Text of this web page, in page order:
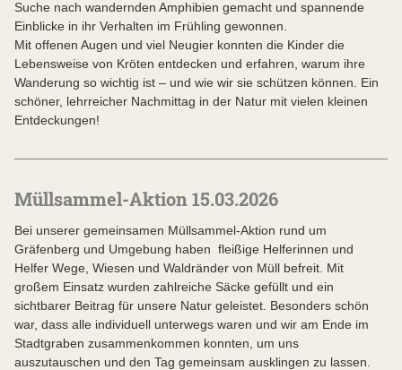
Suche nach wandernden Amphibien gemacht und spannende
Einblicke in ihr Verhalten im Frühling gewonnen.
Mit offenen Augen und viel Neugier konnten die Kinder die
Lebensweise von Kröten entdecken und erfahren, warum ihre
Wanderung so wichtig ist – und wie wir sie schützen können. Ein
schöner, lehrreicher Nachmittag in der Natur mit vielen kleinen
Entdeckungen!
Müllsammel-Aktion 15.03.2026
Bei unserer gemeinsamen Müllsammel-Aktion rund um
Gräfenberg und Umgebung haben fleißige Helferinnen und
Helfer Wege, Wiesen und Waldränder von Müll befreit. Mit
großem Einsatz wurden zahlreiche Säcke gefüllt und ein
sichtbarer Beitrag für unsere Natur geleistet. Besonders schön
war, dass alle individuell unterwegs waren und wir am Ende im
Stadtgraben zusammenkommen konnten, um uns
auszutauschen und den Tag gemeinsam ausklingen zu lassen.